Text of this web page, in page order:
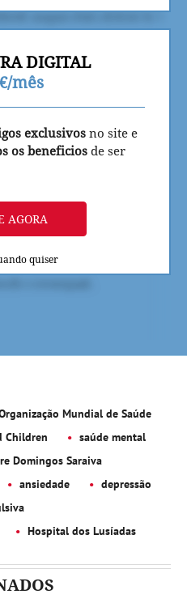
DIGITAL
mês
exclusivos no site e
os beneficios de ser
AGORA
quiser
Mundial de Saúde
Children
saúde mental
Domingos Saraiva
ansiedade
depressão
Hospital dos Lusíadas